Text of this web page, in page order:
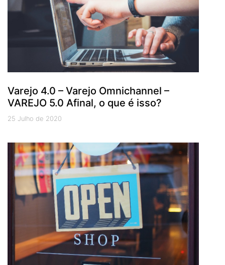
Varejo 4.0 – Varejo Omnichannel –
VAREJO 5.0 Afinal, o que é isso?
25 Julho de 2020